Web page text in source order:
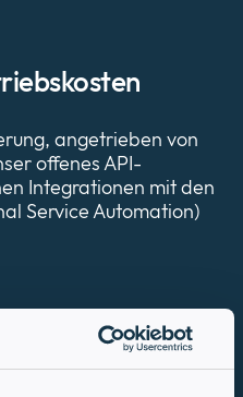
angetrieben von
offenes API-
Integrationen mit den
Service Automation)
Unternehmen